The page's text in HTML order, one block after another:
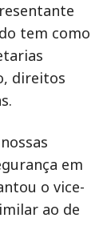
tem como
direitos
em
o vice-
ao de